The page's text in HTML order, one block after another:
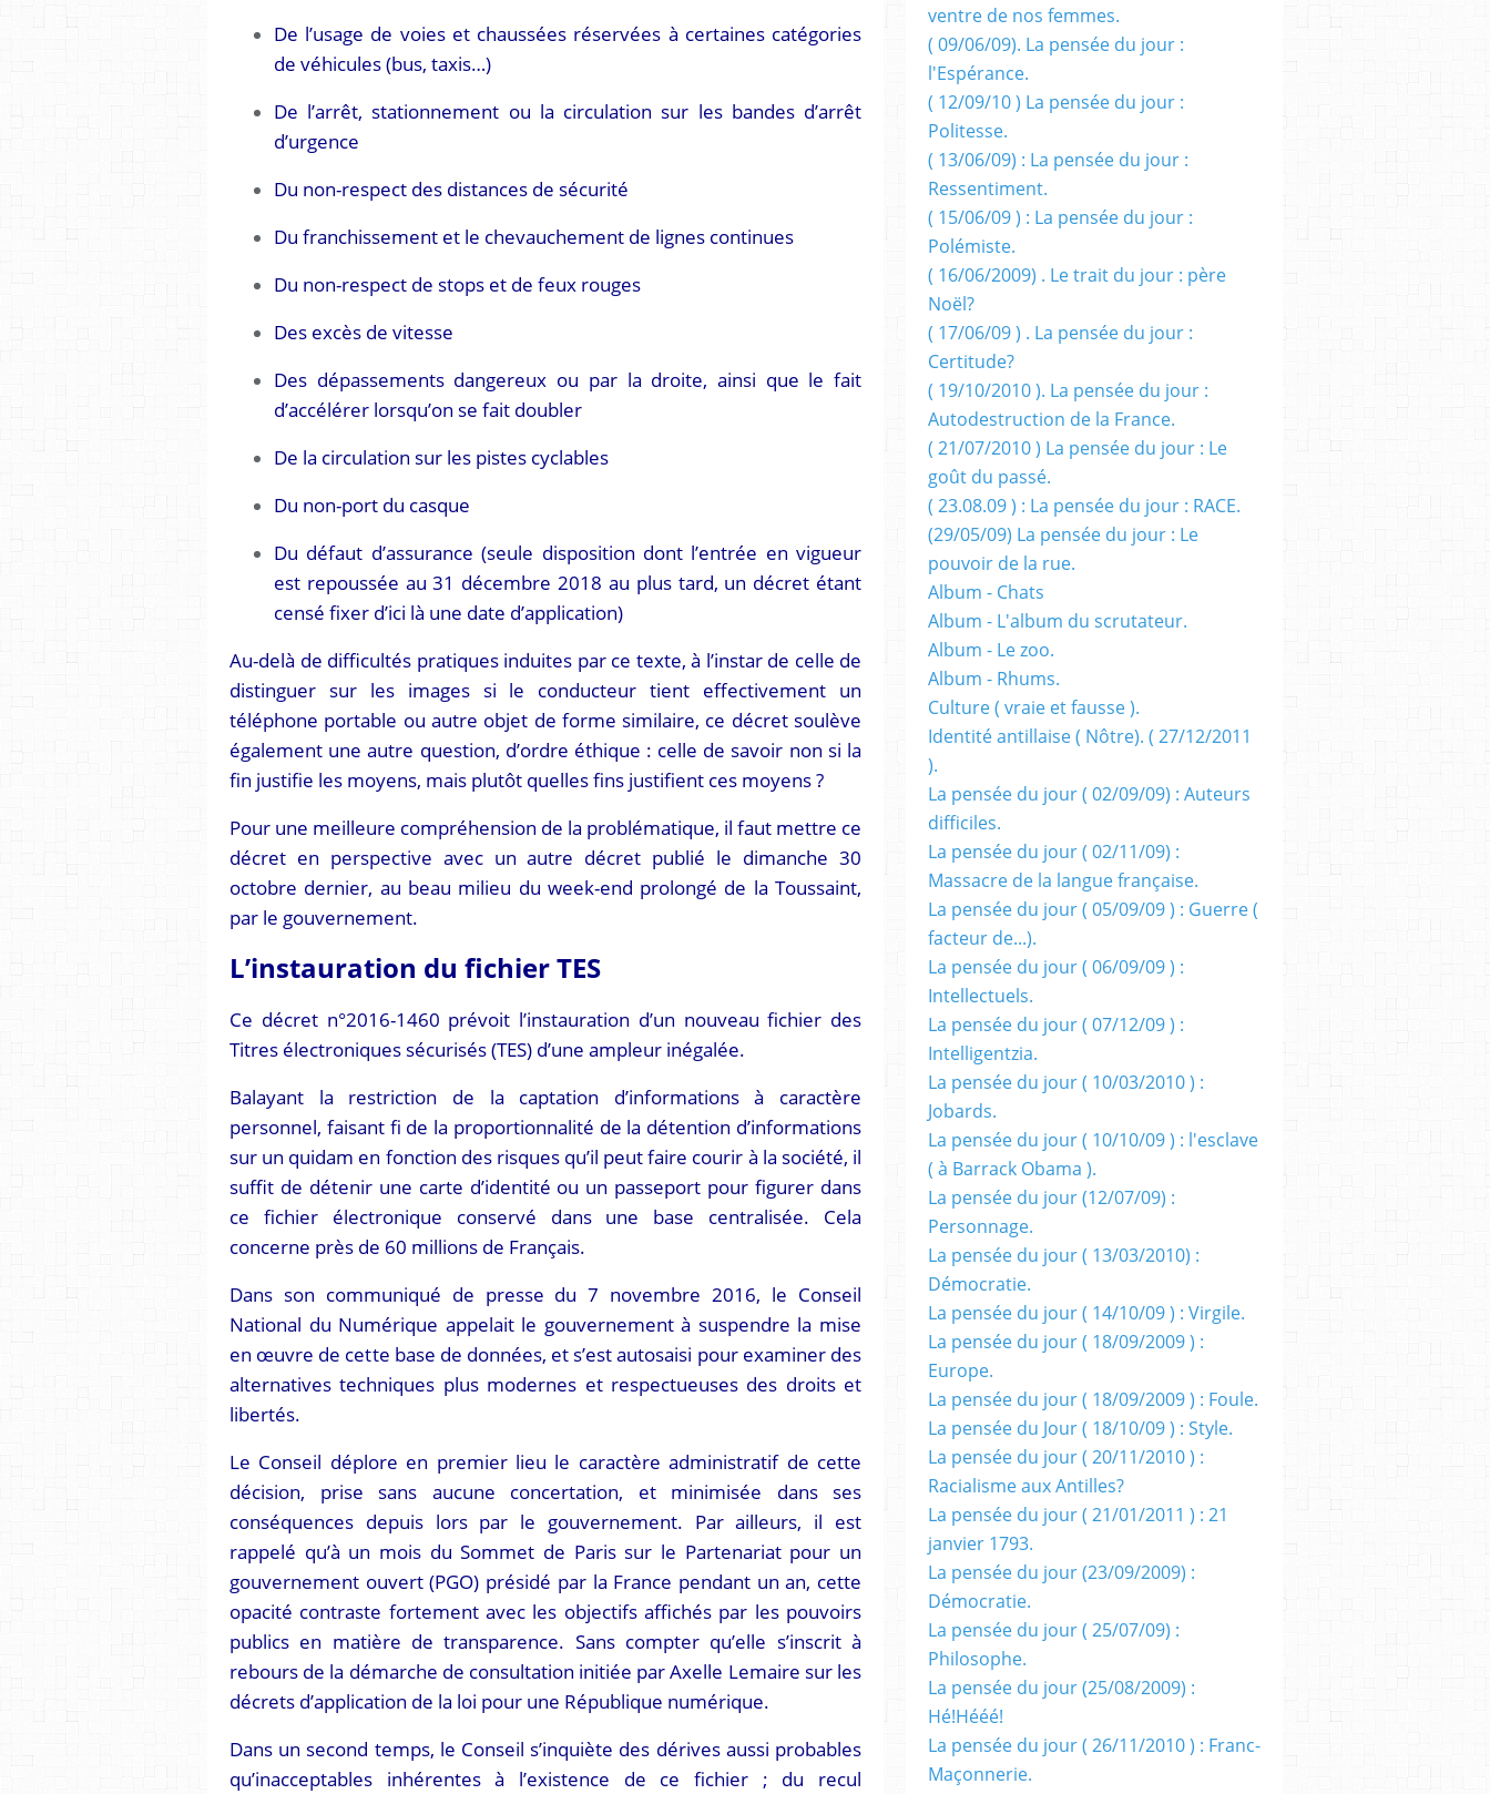
De l’usage de voies et chaussées réservées à certaines catégories
de véhicules (bus, taxis…)
De l’arrêt, stationnement ou la circulation sur les bandes d’arrêt
d’urgence
Du non-respect des distances de sécurité
Du franchissement et le chevauchement de lignes continues
Du non-respect de stops et de feux rouges
Des excès de vitesse
Des dépassements dangereux ou par la droite, ainsi que le fait
d’accélérer lorsqu’on se fait doubler
De la circulation sur les pistes cyclables
Du non-port du casque
Du défaut d’assurance (seule disposition dont l’entrée en vigueur
est repoussée au 31 décembre 2018 au plus tard, un décret étant
censé fixer d’ici là une date d’application)
Au-delà de difficultés pratiques induites par ce texte, à l’instar de celle de
distinguer sur les images si le conducteur tient effectivement un
téléphone portable ou autre objet de forme similaire, ce décret soulève
également une autre question, d’ordre éthique : celle de savoir non si la
fin justifie les moyens, mais plutôt quelles fins justifient ces moyens ?
Pour une meilleure compréhension de la problématique, il faut mettre ce
décret en perspective avec un autre décret publié le dimanche 30
octobre dernier, au beau milieu du week-end prolongé de la Toussaint,
par le gouvernement.
L’instauration du fichier TES
Ce décret n°2016-1460 prévoit l’instauration d’un nouveau fichier des
Titres électroniques sécurisés (TES) d’une ampleur inégalée.
Balayant la restriction de la captation d’informations à caractère
personnel, faisant fi de la proportionnalité de la détention d’informations
sur un quidam en fonction des risques qu’il peut faire courir à la société, il
suffit de détenir une carte d’identité ou un passeport pour figurer dans
ce fichier électronique conservé dans une base centralisée. Cela
concerne près de 60 millions de Français.
Dans son communiqué de presse du 7 novembre 2016, le Conseil
National du Numérique appelait le gouvernement à suspendre la mise
en œuvre de cette base de données, et s’est autosaisi pour examiner des
alternatives techniques plus modernes et respectueuses des droits et
libertés.
Le Conseil déplore en premier lieu le caractère administratif de cette
décision, prise sans aucune concertation, et minimisée dans ses
conséquences depuis lors par le gouvernement. Par ailleurs, il est
rappelé qu’à un mois du Sommet de Paris sur le Partenariat pour un
gouvernement ouvert (PGO) présidé par la France pendant un an, cette
opacité contraste fortement avec les objectifs affichés par les pouvoirs
publics en matière de transparence. Sans compter qu’elle s’inscrit à
rebours de la démarche de consultation initiée par Axelle Lemaire sur les
décrets d’application de la loi pour une République numérique.
Dans un second temps, le Conseil s’inquiète des dérives aussi probables
qu’inacceptables inhérentes à l’existence de ce fichier ; du recul
ventre de nos femmes.
( 09/06/09). La pensée du jour :
l'Espérance.
( 12/09/10 ) La pensée du jour :
Politesse.
( 13/06/09) : La pensée du jour :
Ressentiment.
( 15/06/09 ) : La pensée du jour :
Polémiste.
( 16/06/2009) . Le trait du jour : père
Noël?
( 17/06/09 ) . La pensée du jour :
Certitude?
( 19/10/2010 ). La pensée du jour :
Autodestruction de la France.
( 21/07/2010 ) La pensée du jour : Le
goût du passé.
( 23.08.09 ) : La pensée du jour : RACE.
(29/05/09) La pensée du jour : Le
pouvoir de la rue.
Album - Chats
Album - L'album du scrutateur.
Album - Le zoo.
Album - Rhums.
Culture ( vraie et fausse ).
Identité antillaise ( Nôtre). ( 27/12/2011
).
La pensée du jour ( 02/09/09) : Auteurs
difficiles.
La pensée du jour ( 02/11/09) :
Massacre de la langue française.
La pensée du jour ( 05/09/09 ) : Guerre (
facteur de...).
La pensée du jour ( 06/09/09 ) :
Intellectuels.
La pensée du jour ( 07/12/09 ) :
Intelligentzia.
La pensée du jour ( 10/03/2010 ) :
Jobards.
La pensée du jour ( 10/10/09 ) : l'esclave
( à Barrack Obama ).
La pensée du jour (12/07/09) :
Personnage.
La pensée du jour ( 13/03/2010) :
Démocratie.
La pensée du jour ( 14/10/09 ) : Virgile.
La pensée du jour ( 18/09/2009 ) :
Europe.
La pensée du jour ( 18/09/2009 ) : Foule.
La pensée du Jour ( 18/10/09 ) : Style.
La pensée du jour ( 20/11/2010 ) :
Racialisme aux Antilles?
La pensée du jour ( 21/01/2011 ) : 21
janvier 1793.
La pensée du jour (23/09/2009) :
Démocratie.
La pensée du jour ( 25/07/09) :
Philosophe.
La pensée du jour (25/08/2009) :
Hé!Hééé!
La pensée du jour ( 26/11/2010 ) : Franc-
Maçonnerie.